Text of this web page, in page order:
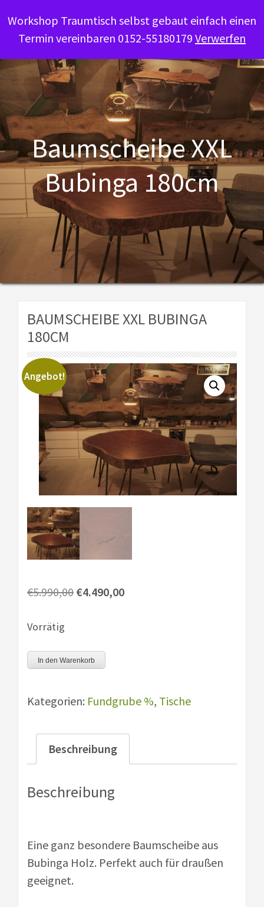
Baumscheibe XXL
Bubinga 180cm
BAUMSCHEIBE XXL BUBINGA
180CM
Angebot!
€5.990,00 Ursprünglicher
€4.490,00Aktueller
Vorrätig
Baumscheibe
Bubinga
180cm
In den Warenkorb
Kategorien: Fundgrube %, Tische
Beschreibung
Beschreibung
Eine ganz besondere Baumscheibe aus
Bubinga Holz. Perfekt auch für draußen
geeignet.
Workshop Traumtisch selbst gebaut einfach einen
Termin vereinbaren 0152-55180179 Verwerfen